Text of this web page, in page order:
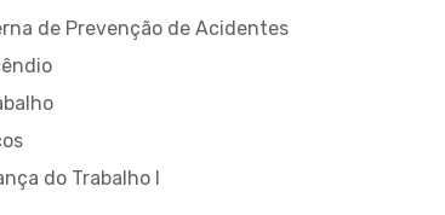
de Prevenção de Acidentes
do Trabalho I